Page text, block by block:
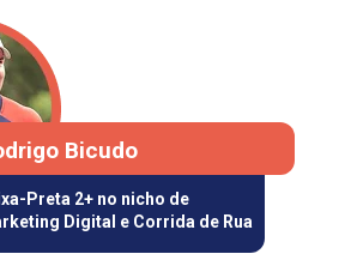
Bicudo
Preta 2+ no nicho de
Digital e Corrida de Rua